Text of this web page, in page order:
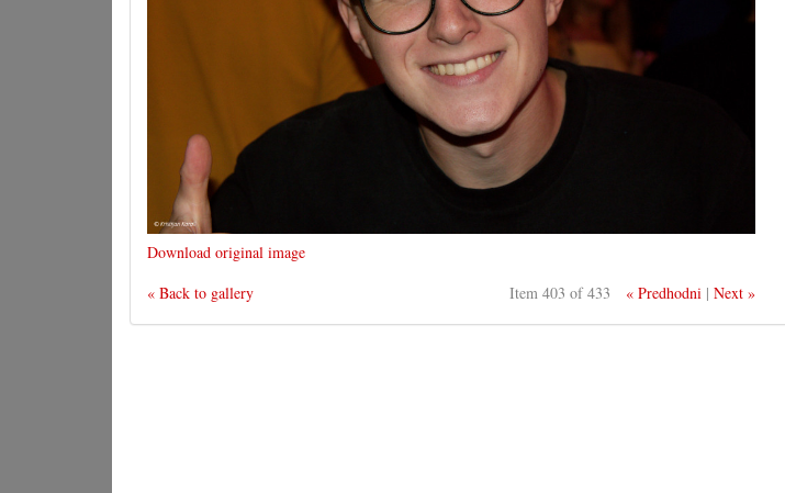
Download original image
« Back to gallery
Item 403 of 433 « Predhodni |Next »